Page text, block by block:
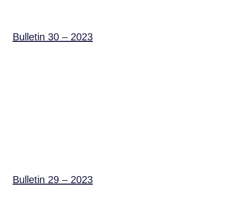
Bulletin 30 – 2023
Bulletin 29 – 2023